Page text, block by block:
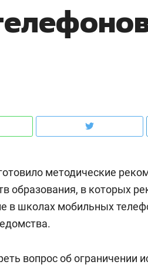
методические
образования, в которых
в школах мобильных
вопрос об ограничении
о трехкратном росте
клиентах и чудных
150 камер до квартиры и Face
безопасность в ЖК «Нова»